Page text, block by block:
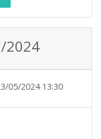
2024
05/2024 13:30